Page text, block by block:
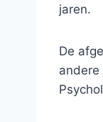
jaren.
De